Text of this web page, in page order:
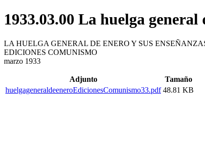
1933.03.00 La huelga general
LA HUELGA GENERAL DE ENERO Y SUS
EDICIONES COMUNISMO
marzo 1933
Adjunto
Tamaño
huelgageneraldeeneroEdicionesComunismo33.pdf 48.81 KB